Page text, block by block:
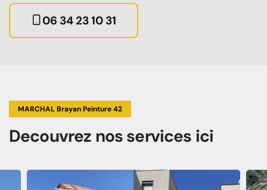
06 34 23 10 31
MARCHAL Brayan Peinture 42
Decouvrez nos services ici